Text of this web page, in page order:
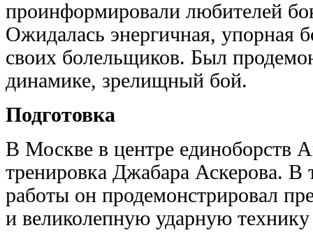
проинформировали любителей
Ожидалась энергичная, упорная
своих болельщиков. Был
динамике, зрелищный бой.
Подготовка
В Москве в центре единоборств
тренировка Джабара Аскерова. В
работы он продемонстрировал
и великолепную ударную технику